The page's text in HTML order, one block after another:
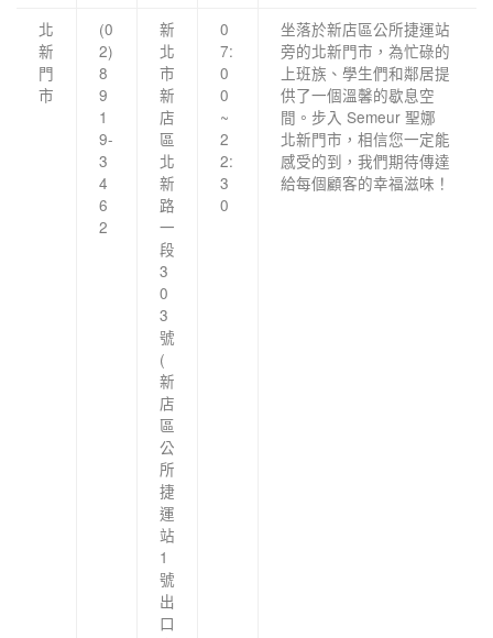
北
新
門
市
(0
2)
8
9
1
9-
3
4
6
2
新
北
市
新
店
區
北
新
路
一
段
3
0
3
號
(
新
店
區
公
所
捷
運
站
1
號
出
口
0
7:
0
0
~
2
2:
3
0
坐落於新店區公所捷運站
旁的北新門市，為忙碌的
上班族、學生們和鄰居提
供了一個溫馨的歇息空
間。步入 Semeur 聖娜
北新門市，相信您一定能
感受的到，我們期待傳達
給每個顧客的幸福滋味！